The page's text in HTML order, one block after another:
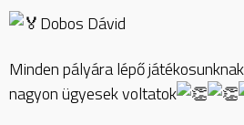
Dobos Dávid
Minden pályára lépő
nagyon ügyesek voltatok